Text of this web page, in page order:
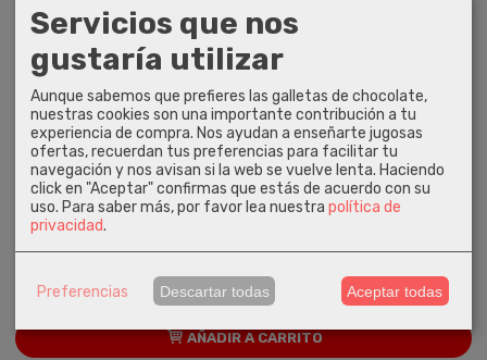
Escudo Disec MG033 Rectangular...
190,00 €
AÑADIR A CARRITO
Servicios que nos
gustaría utilizar
Aunque sabemos que prefieres las galletas de chocolate,
nuestras cookies son una importante contribución a tu
experiencia de compra. Nos ayudan a enseñarte jugosas
ofertas, recuerdan tus preferencias para facilitar tu
navegación y nos avisan si la web se vuelve lenta. Haciendo
click en "Aceptar" confirmas que estás de acuerdo con su
uso. Para saber más, por favor lea nuestra política de
privacidad.
Preferencias Descartar todas Aceptar todas